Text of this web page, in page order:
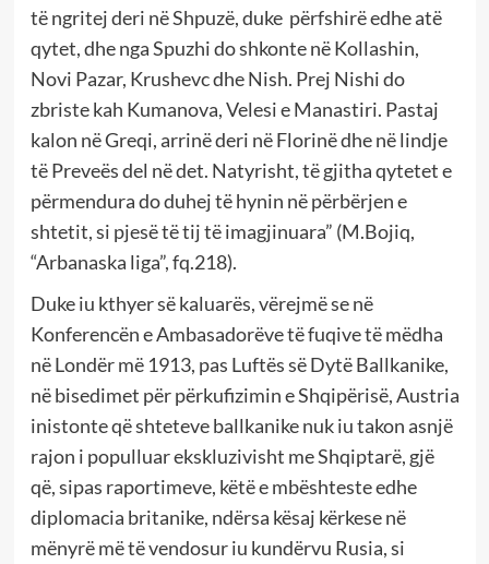
të ngritej deri në Shpuzë, duke përfshirë edhe atë
qytet, dhe nga Spuzhi do shkonte në Kollashin,
Novi Pazar, Krushevc dhe Nish. Prej Nishi do
zbriste kah Kumanova, Velesi e Manastiri. Pastaj
kalon në Greqi, arrinë deri në Florinë dhe në lindje
të Preveës del në det. Natyrisht, të gjitha qytetet e
përmendura do duhej të hynin në përbërjen e
shtetit, si pjesë të tij të imagjinuara” (M.Bojiq,
“Arbanaska liga”, fq.218).
Duke iu kthyer së kaluarës, vërejmë se në
Konferencën e Ambasadorëve të fuqive të mëdha
në Londër më 1913, pas Luftës së Dytë Ballkanike,
në bisedimet për përkufizimin e Shqipërisë, Austria
inistonte që shteteve ballkanike nuk iu takon asnjë
rajon i populluar ekskluzivisht me Shqiptarë, gjë
që, sipas raportimeve, këtë e mbështeste edhe
diplomacia britanike, ndërsa kësaj kërkese në
mënyrë më të vendosur iu kundërvu Rusia, si